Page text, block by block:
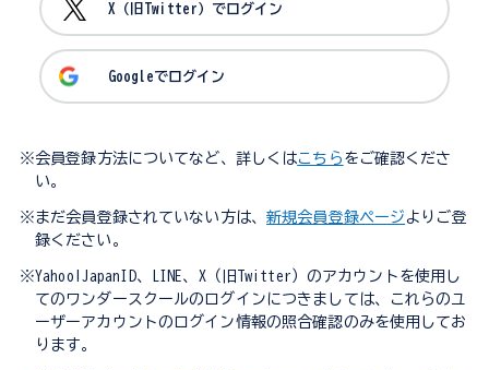
X（旧Twitter）でログイン
Googleでログイン
※会員登録方法についてなど、詳しくはこちら をご確認くださ
い。
※まだ会員登録されていない方は、 新規会員登録ページ よりご登
録ください。
※Yahoo!JapanID、LINE、X（旧Twitter）のアカウントを使用し
てのワンダースクールのログインにつきましては、これらのユ
ーザーアカウントのログイン情報の照合確認のみを使用してお
ります。